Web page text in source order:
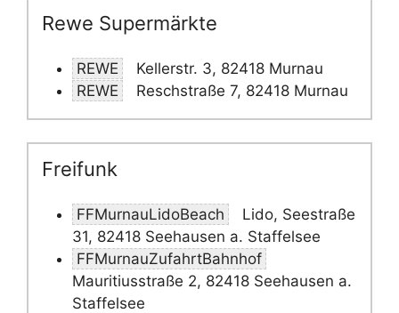
Rewe Supermärkte
REWE
Kellerstr. 3, 82418 Murnau
REWE
Reschstraße 7, 82418 Murnau
Freifunk
FFMurnauLidoBeach
Lido, Seestraße
31, 82418 Seehausen a. Staffelsee
FFMurnauZufahrtBahnhof
Mauritiusstraße 2, 82418 Seehausen a.
Staffelsee